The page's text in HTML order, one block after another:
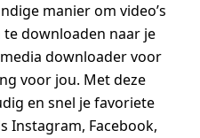
manier om video’s
te downloaden naar je
downloader voor
voor jou. Met deze
en snel je favoriete
Instagram, Facebook,